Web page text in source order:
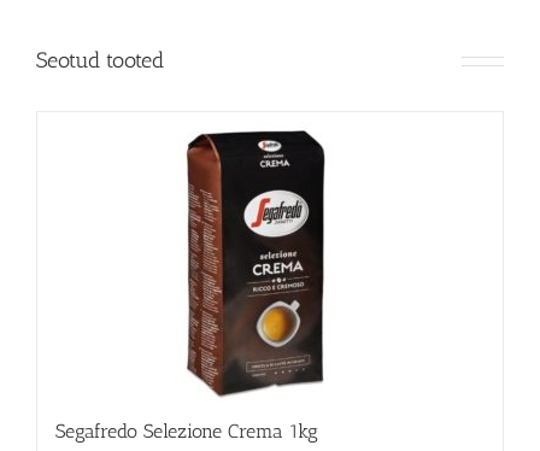
Seotud tooted
Segafredo Selezione Crema 1kg